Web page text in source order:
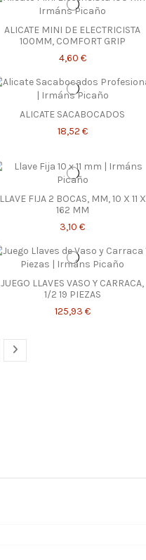
ALICATE MINI DE ELECTRICISTA
100MM, COMFORT GRIP
4,60 €
ALICATE SACABOCADOS
18,52 €
LLAVE FIJA 2 BOCAS, MM, 10 X 11 X
162 MM
3,10 €
JUEGO LLAVES VASO Y CARRACA,
1/2 19 PIEZAS
125,93 €